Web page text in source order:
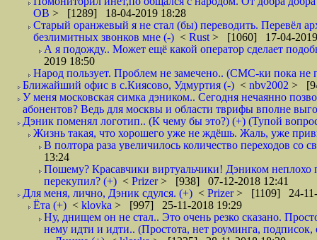
ОВ > [1289] 18-04-2019 18:28
Старый оранжевый я не стал (бы) переводить. Перевёл
безлимитных звонков мне (-) < Rust > [1060] 17-04-
А я подожду.. Может ещё какой оператор сделает
2019 18:50
Народ пользует. Проблем не замечено.. (СМС-ки пока
Ближайший офис в с.Киясово, Удмуртия (-) < nbv2002 >
У меня московская симка дэником.. Сегодня нечаянно
абонентов? Ведь для москвы и области тврифы вполне
Дэник поменял логотип.. (К чему бы это?) (+) (Тупой
Жизнь такая, что хорошего уже не ждёшь. Жаль, уже
В полтора раза увеличилось количество переходов
13:24
Пошему? Красавчики виртуальчики! Дэником
перекупил? (+) < Prizer> [938] 07-12-2018 12:41
Для меня, лично, Дэник сдулся. (+) < Prizer> [1109] 24-11-
Ёта (+) < klovka > [997] 25-11-2018 19:29
Ну, днищем он не стал.. Это очень резко сказано.
нему идти и идти.. (Простота, нет роуминга,